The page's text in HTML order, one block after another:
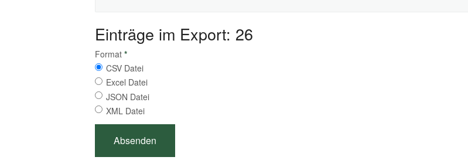
Einträge im Export: 26
Format *
CSV Datei
Excel Datei
JSON Datei
XML Datei